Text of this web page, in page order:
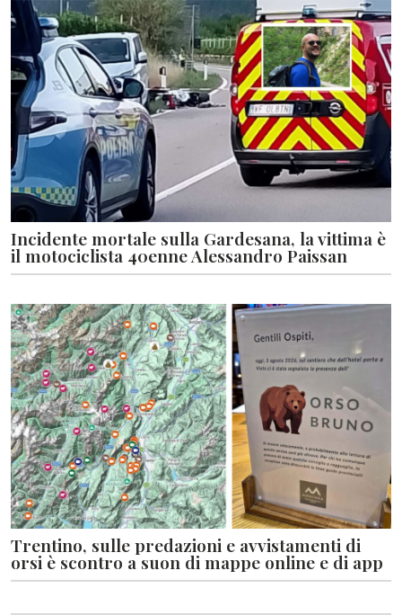
Incidente mortale sulla Gardesana, la vittima è
il motociclista 40enne Alessandro Paissan
Trentino, sulle predazioni e avvistamenti di
orsi è scontro a suon di mappe online e di app